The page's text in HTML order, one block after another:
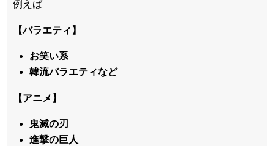
例えば
【バラエティ】
お笑い系
韓流バラエティなど
【アニメ】
鬼滅の刃
進撃の巨人